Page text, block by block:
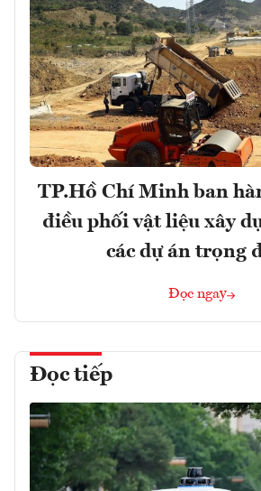
TP.Hồ Chí Minh ban
điều phối vật liệu xây
các dự án trọng
Đọc ngay
Đọc tiếp